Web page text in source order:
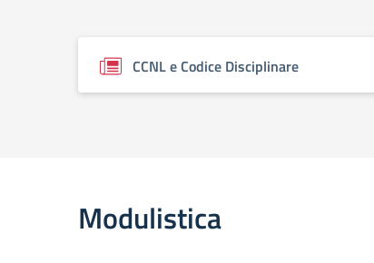
CCNL e Codice Disciplinare
Modulistica